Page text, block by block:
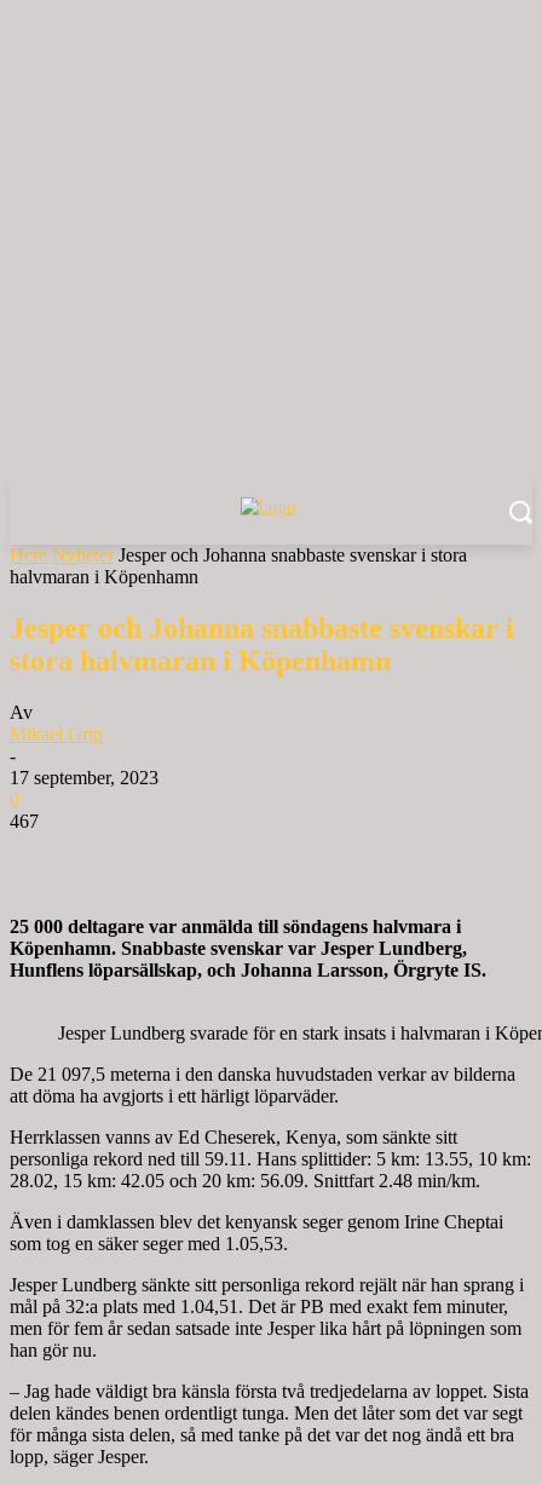
Hem Nyheter Jesper och Johanna snabbaste svenskar i stora
halvmaran i Köpenhamn
Jesper och Johanna snabbaste svenskar i
stora halvmaran i Köpenhamn
Av
Mikael Grip
-
17 september, 2023
0
467
25 000 deltagare var anmälda till söndagens halvmara i
Köpenhamn. Snabbaste svenskar var Jesper Lundberg,
Hunflens löparsällskap, och Johanna Larsson, Örgryte IS.
Jesper Lundberg svarade för en stark insats i halvmaran i
De 21 097,5 meterna i den danska huvudstaden verkar av bilderna
att döma ha avgjorts i ett härligt löparväder.
Herrklassen vanns av Ed Cheserek, Kenya, som sänkte sitt
personliga rekord ned till 59.11. Hans splittider: 5 km: 13.55, 10 km:
28.02, 15 km: 42.05 och 20 km: 56.09. Snittfart 2.48 min/km.
Även i damklassen blev det kenyansk seger genom Irine Cheptai
som tog en säker seger med 1.05,53.
Jesper Lundberg sänkte sitt personliga rekord rejält när han sprang i
mål på 32:a plats med 1.04,51. Det är PB med exakt fem minuter,
men för fem år sedan satsade inte Jesper lika hårt på löpningen som
han gör nu.
– Jag hade väldigt bra känsla första två tredjedelarna av loppet. Sista
delen kändes benen ordentligt tunga. Men det låter som det var segt
för många sista delen, så med tanke på det var det nog ändå ett bra
lopp, säger Jesper.